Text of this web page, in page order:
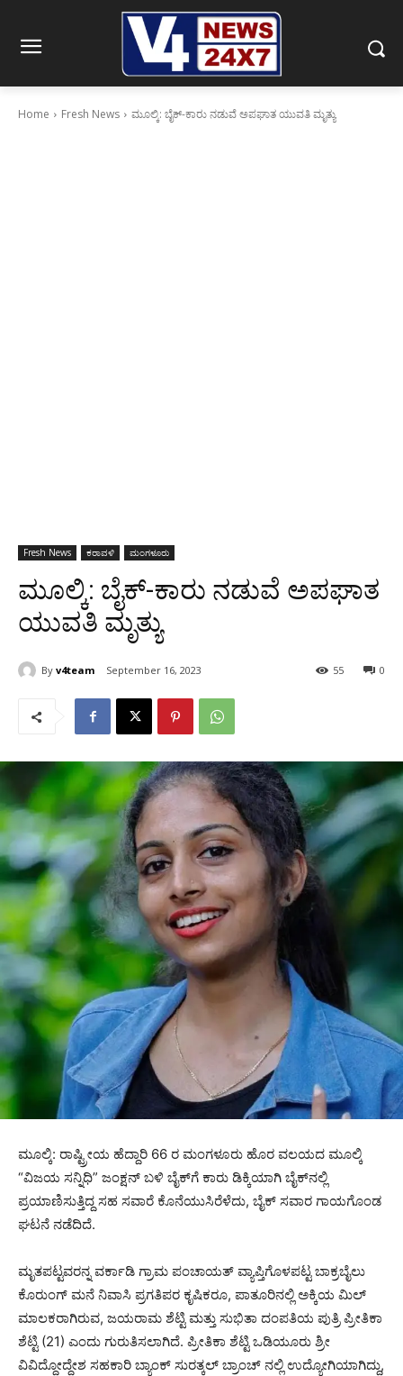
Home Fresh News ಮೂಲ್ಕಿ: ಬೈಕ್-ಕಾರು ನಡುವೆ ಅಪಘಾತ ಯುವತಿ ಮೃತ್ಯು
Fresh News ಕರಾವಳಿ ಮಂಗಳೂರು
ಮೂಲ್ಕಿ: ಬೈಕ್-ಕಾರು ನಡುವೆ ಅಪಘಾತ
ಯುವತಿ ಮೃತ್ಯು
By v4team September 16, 2023 0
55
ಮೂಲ್ಕಿ: ರಾಷ್ಟ್ರೀಯ ಹೆದ್ದಾರಿ 66 ರ ಮಂಗಳೂರು ಹೊರ ವಲಯದ ಮೂಲ್ಕಿ
“ವಿಜಯ ಸನ್ನಿಧಿ” ಜಂಕ್ಷನ್ ಬಳಿ ಬೈಕ್‌ಗೆ ಕಾರು ಡಿಕ್ಕಿಯಾಗಿ ಬೈಕ್‌ನಲ್ಲಿ
ಪ್ರಯಾಣಿಸುತ್ತಿದ್ದ ಸಹ ಸವಾರೆ ಕೊನೆಯುಸಿರೆಳೆದು, ಬೈಕ್ ಸವಾರ ಗಾಯಗೊಂಡ
ಘಟನೆ ನಡೆದಿದೆ.
ಮೃತಪಟ್ಟವರನ್ನ ವರ್ಕಾಡಿ ಗ್ರಾಮ ಪಂಚಾಯತ್ ವ್ಯಾಪ್ತಿಗೊಳಪಟ್ಟ ಬಾಕ್ರಬೈಲು
ಕೊರುಂಗ್ ಮನೆ ನಿವಾಸಿ ಪ್ರಗತಿಪರ ಕೃಷಿಕರೂ, ಪಾತೂರಿನಲ್ಲಿ ಅಕ್ಕಿಯ ಮಿಲ್
ಮಾಲಕರಾಗಿರುವ, ಜಯರಾಮ ಶೆಟ್ಟಿ ಮತ್ತು ಸುಭಿತಾ ದಂಪತಿಯ ಪುತ್ರಿ ಪ್ರೀತಿಕಾ
ಶೆಟ್ಟಿ (21) ಎಂದು ಗುರುತಿಸಲಾಗಿದೆ. ಪ್ರೀತಿಕಾ ಶೆಟ್ಟಿ ಒಡಿಯೂರು ಶ್ರೀ
ವಿವಿದ್ದೋದ್ದೇಶ ಸಹಕಾರಿ ಬ್ಯಾಂಕ್ ಸುರತ್ಕಲ್ ಬ್ರಾಂಚ್ ನಲ್ಲಿ ಉದ್ಯೋಗಿಯಾಗಿದ್ದು,